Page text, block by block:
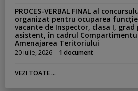
PROCES-VERBAL FINAL al
organizat pentru ocuparea
vacante de Inspector, clasa I,
asistent, în cadrul
Amenajarea Teritoriului
20 iulie, 2026 1 document
VEZI TOATE ...